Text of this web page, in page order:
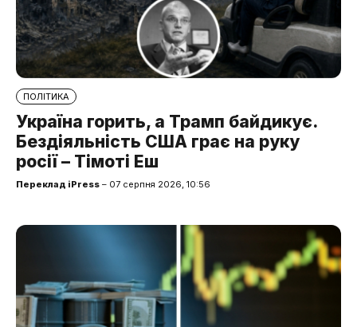
ПОЛІТИКА
Україна горить, а Трамп байдикує.
Бездіяльність США грає на руку
росії – Тімоті Еш
Переклад iPress – 07 серпня 2026, 10:56